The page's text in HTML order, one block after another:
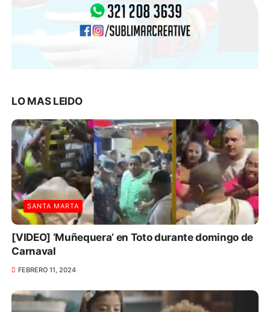
LO MAS LEIDO
SANTA MARTA
[VIDEO] ‘Muñequera’ en Toto durante domingo de
Carnaval
FEBRERO 11, 2024